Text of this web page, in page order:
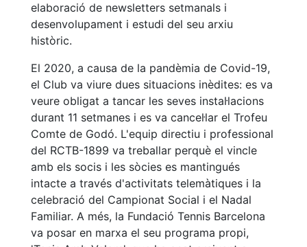
elaboració de newsletters setmanals i
desenvolupament i estudi del seu arxiu
històric.
El 2020, a causa de la pandèmia de Covid-19,
el Club va viure dues situacions inèdites: es va
veure obligat a tancar les seves instal·lacions
durant 11 setmanes i es va cancel·lar el Trofeu
Comte de Godó. L'equip directiu i professional
del RCTB-1899 va treballar perquè el vincle
amb els socis i les sòcies es mantingués
intacte a través d'activitats telemàtiques i la
celebració del Campionat Social i el Nadal
Familiar. A més, la Fundació Tennis Barcelona
va posar en marxa el seu programa propi,